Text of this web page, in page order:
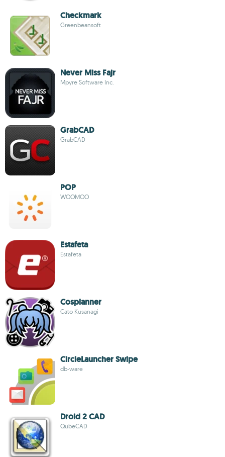
Checkmark
Greenbeansoft
Never Miss Fajr
Mpyre Software Inc.
GrabCAD
GrabCAD
POP
WOOMOO
Estafeta
Estafeta
Cosplanner
Cato Kusanagi
CircleLauncher Swipe
db-ware
Droid 2 CAD
QubeCAD